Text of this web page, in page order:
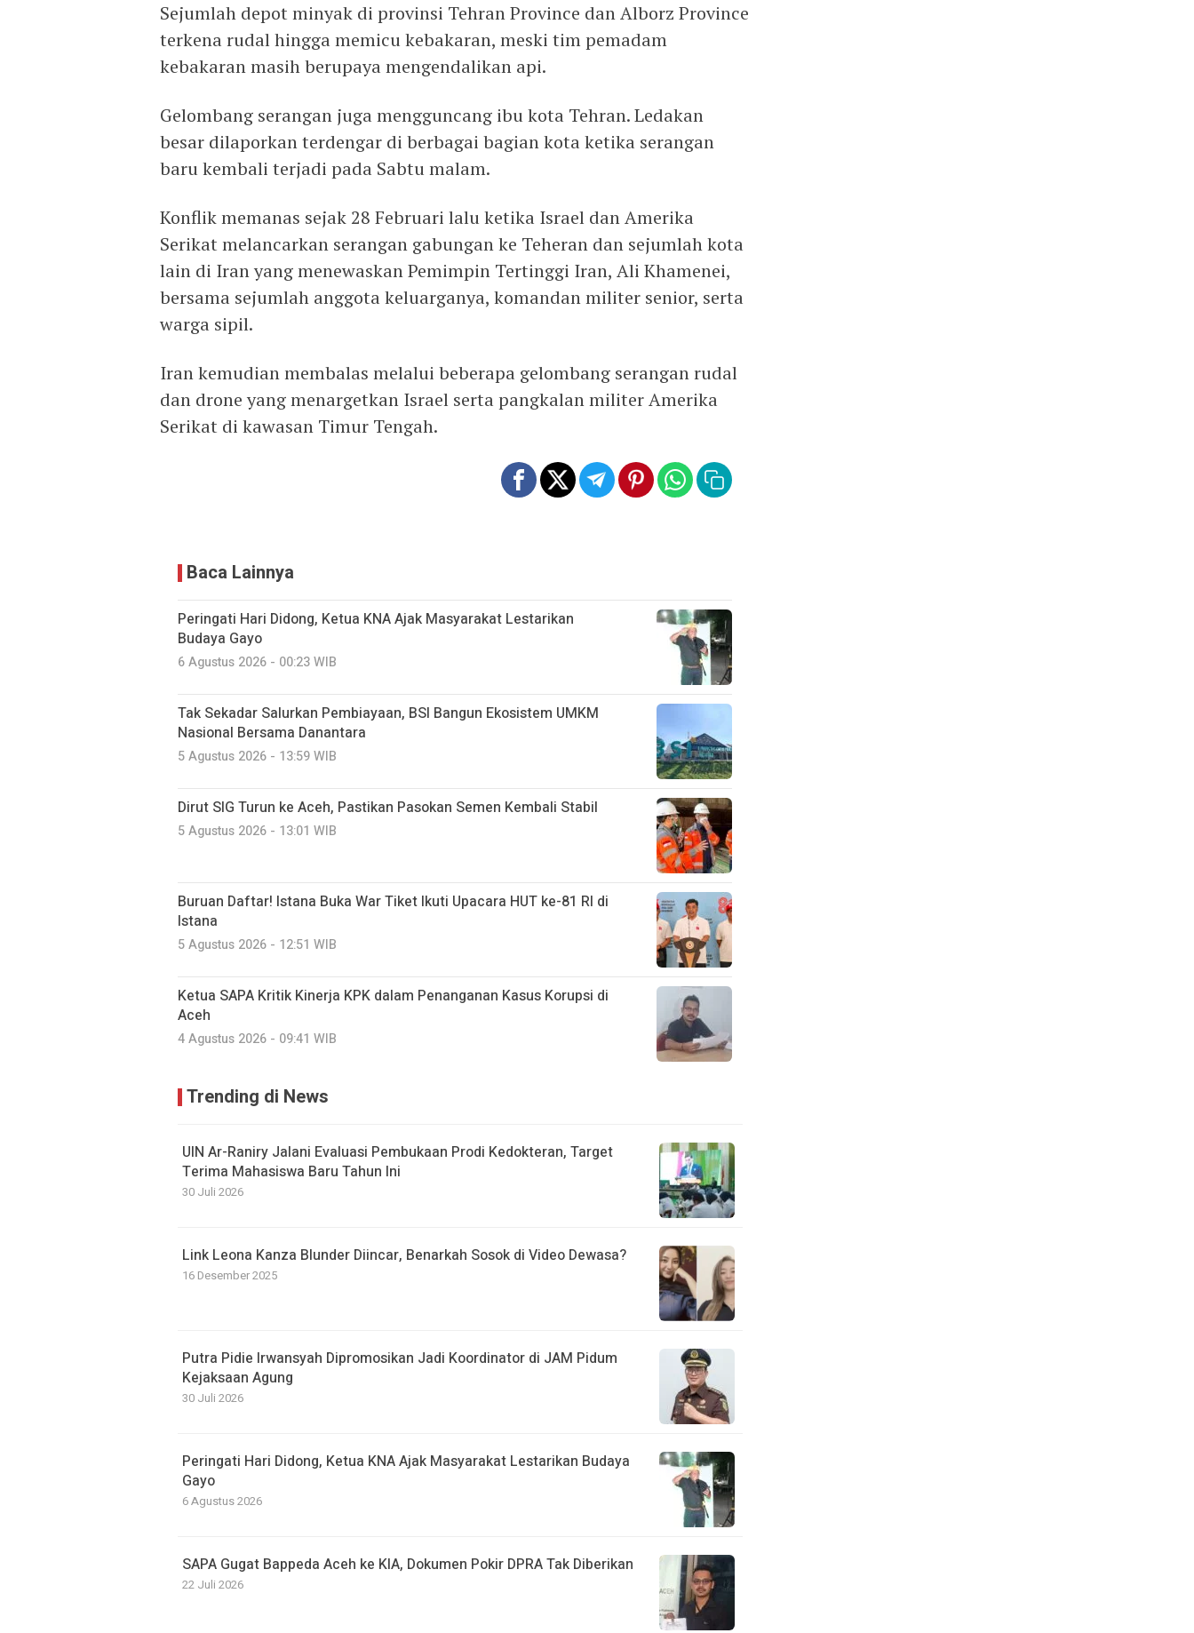
Sejumlah depot minyak di provinsi Tehran Province dan Alborz Province
terkena rudal hingga memicu kebakaran, meski tim pemadam
kebakaran masih berupaya mengendalikan api.
Gelombang serangan juga mengguncang ibu kota Tehran. Ledakan
besar dilaporkan terdengar di berbagai bagian kota ketika serangan
baru kembali terjadi pada Sabtu malam.
Konflik memanas sejak 28 Februari lalu ketika Israel dan Amerika
Serikat melancarkan serangan gabungan ke Teheran dan sejumlah kota
lain di Iran yang menewaskan Pemimpin Tertinggi Iran, Ali Khamenei,
bersama sejumlah anggota keluarganya, komandan militer senior, serta
warga sipil.
Iran kemudian membalas melalui beberapa gelombang serangan rudal
dan drone yang menargetkan Israel serta pangkalan militer Amerika
Serikat di kawasan Timur Tengah.
Baca Lainnya
Peringati Hari Didong, Ketua KNA Ajak Masyarakat Lestarikan
Budaya Gayo
6 Agustus 2026 - 00:23 WIB
Tak Sekadar Salurkan Pembiayaan, BSI Bangun Ekosistem UMKM
Nasional Bersama Danantara
5 Agustus 2026 - 13:59 WIB
Dirut SIG Turun ke Aceh, Pastikan Pasokan Semen Kembali Stabil
5 Agustus 2026 - 13:01 WIB
Buruan Daftar! Istana Buka War Tiket Ikuti Upacara HUT ke-81 RI di
Istana
5 Agustus 2026 - 12:51 WIB
Ketua SAPA Kritik Kinerja KPK dalam Penanganan Kasus Korupsi di
Aceh
4 Agustus 2026 - 09:41 WIB
Trending di News
UIN Ar-Raniry Jalani Evaluasi Pembukaan Prodi Kedokteran, Target
Terima Mahasiswa Baru Tahun Ini
30 Juli 2026
Link Leona Kanza Blunder Diincar, Benarkah Sosok di Video Dewasa?
16 Desember 2025
Putra Pidie Irwansyah Dipromosikan Jadi Koordinator di JAM Pidum
Kejaksaan Agung
30 Juli 2026
Peringati Hari Didong, Ketua KNA Ajak Masyarakat Lestarikan Budaya
Gayo
6 Agustus 2026
SAPA Gugat Bappeda Aceh ke KIA, Dokumen Pokir DPRA Tak Diberikan
22 Juli 2026